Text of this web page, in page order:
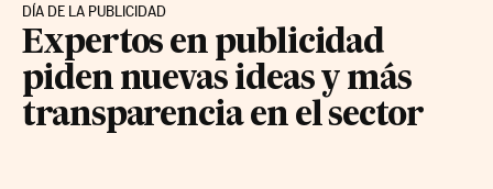
DÍA DE LA PUBLICIDAD
Expertos en publicidad
piden nuevas ideas y más
transparencia en el sector